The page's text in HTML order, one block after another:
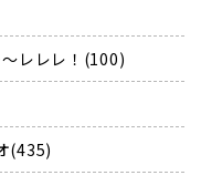
レレレ！(100)
(435)